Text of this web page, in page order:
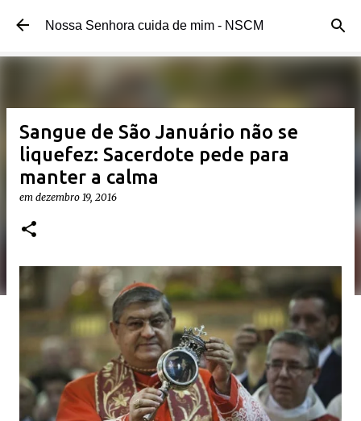
Pular para o conteúdo principal
Nossa Senhora cuida de mim - NSCM
Sangue de São Januário não se
liquefez: Sacerdote pede para
manter a calma
em dezembro 19, 2016